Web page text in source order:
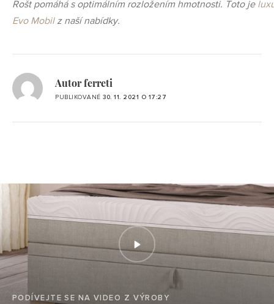
Rošt pomáhá s optimálním rozložením hmotnosti. Toto je
Evo Mobilz naší nabídky.
Autor ferreti
PUBLIKOVANÉ 30. 11. 2021 O 17:27
PODÍVEJTE SE NA VIDEO Z VÝROBY